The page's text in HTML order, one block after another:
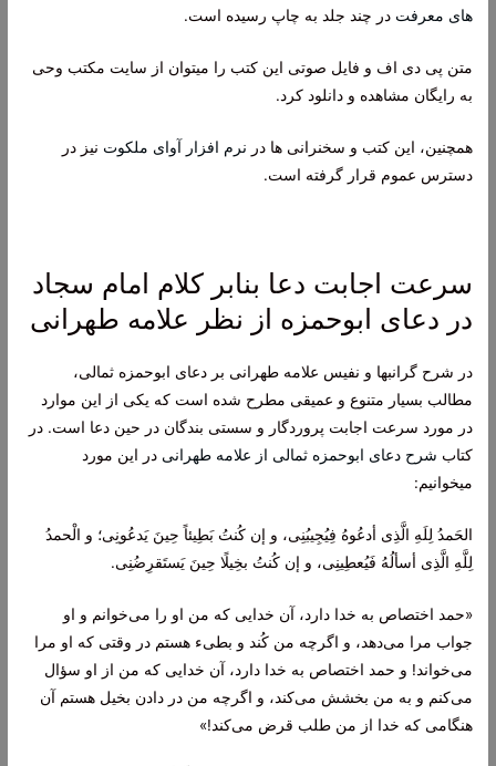
های معرفت در چند جلد به چاپ رسیده است.
متن پی دی اف و فایل صوتی این کتب را میتوان از سایت مکتب وحی
به رایگان مشاهده و دانلود کرد.
همچنین، این کتب و سخنرانی ها در نرم افزار آوای ملکوت نیز در
دسترس عموم قرار گرفته است.
سرعت اجابت دعا بنابر کلام امام سجاد
در دعای ابوحمزه از نظر علامه طهرانی
در شرح گرانبها و نفیس علامه طهرانی بر دعای ابوحمزه ثمالی،
مطالب بسیار متنوع و عمیقی مطرح شده است که یکی از این موارد
در مورد سرعت اجابت پروردگار و سستی بندگان در حین دعا است. در
کتاب شرح دعای ابوحمزه ثمالی از علامه طهرانی در این مورد
میخوانیم:
الحَمدُ لِلَهِ الَّذِی أدعُوهُ فِیُجِیبُنِی، و إن کُنتُ بَطِیئاً حِینَ یَدعُونِی؛ و الْحمدُ
لِلَّهِ الَّذِی أسألُهُ فَیُعطِینِی، و إن کُنتُ بخِیلًا حِینَ یَستَقرِضُنِی.
«حمد اختصاص به خدا دارد، آن خدایی که من او را می‌خوانم و او
جواب مرا می‌دهد، و اگرچه من کُند و بطیء هستم در وقتی که او مرا
می‌خواند! و حمد اختصاص به خدا دارد، آن خدایی که من از او سؤال
می‌کنم و به من بخشش می‌کند، و اگرچه من در دادن بخیل هستم آن
هنگامی که خدا از من طلب قرض می‌کند!»